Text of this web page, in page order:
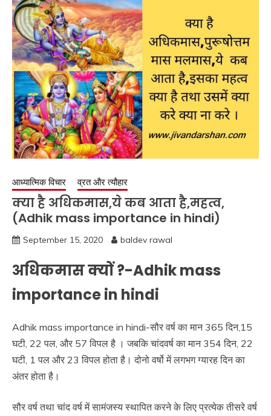
आध्यात्मिक विचार व्रत और त्यौहार
क्या है अधिकमास,ये कब आता है,महत्व,
(Adhik mass importance in hindi)
September 15, 2020 baldev rawal
अधिकमास क्यों ?-Adhik mass
importance in hindi
Adhik mass importance in hindi-सौर वर्ष का मान 365 दिन,15
घटी, 22 पल, और 57 विपल है । जबकि चांदवर्ष का मान 354 दिन, 22
घटी, 1 पल और 23 विपल होता है। दोनो वर्षो में लगभग ग्यारह दिन का
अंतर होता है।
सौर वर्ष तथा चांद वर्ष में सामंजस्य स्थापित करने के लिए प्रत्येक तीसरे वर्ष